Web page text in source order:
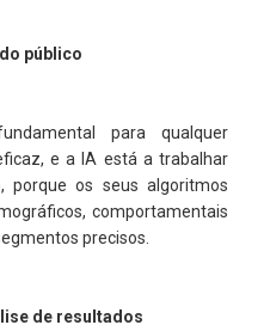
público
para qualquer
e a IA está a trabalhar
porque os seus algoritmos
comportamentais
precisos.
de resultados